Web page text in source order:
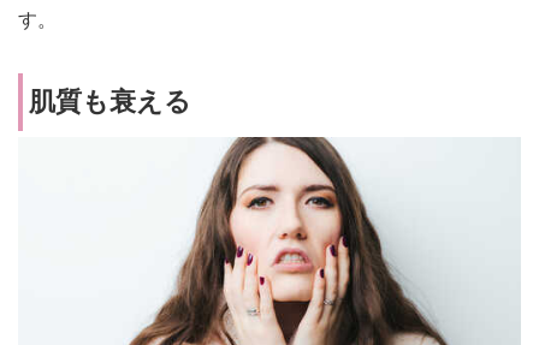
す。
肌質も衰える